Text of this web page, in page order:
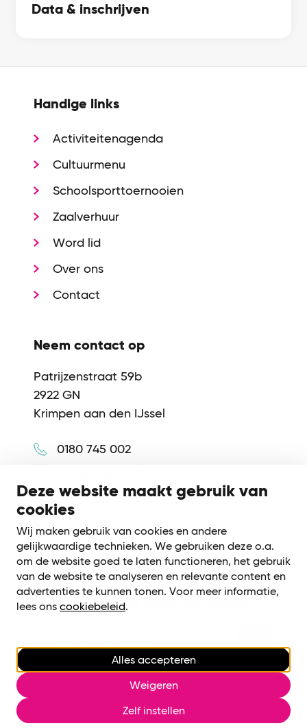
Deze website maakt gebruik van
cookies
Wij maken gebruik van cookies en andere
gelijkwaardige technieken. We gebruiken deze o.a.
om de website goed te laten functioneren, het gebruik
van de website te analyseren en relevante content en
advertenties te kunnen tonen. Voor meer informatie,
lees ons cookiebeleid.
Alles accepteren
Weigeren
Zelf instellen
Data & inschrijven
Handige links
Activiteitenagenda
Cultuurmenu
Schoolsporttoernooien
Zaalverhuur
Word lid
Over ons
Contact
Neem contact op
Patrijzenstraat 59b
2922 GN
Krimpen aan den IJssel
0180 745 002
Volg ons
Meld je aan voor onze nieuwsbrief
Privacy voorwaarden